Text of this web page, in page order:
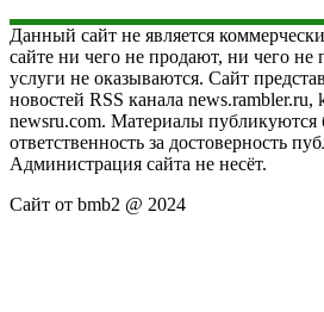
Данный сайт не является
сайте ни чего не продают, ни чего не
услуги не оказываются. Сайт
новостей RSS канала news.rambler.ru,
newsru.com. Материалы публикуются
ответственность за достоверность
Администрация сайта не несёт.
Сайт от bmb2 @ 2024